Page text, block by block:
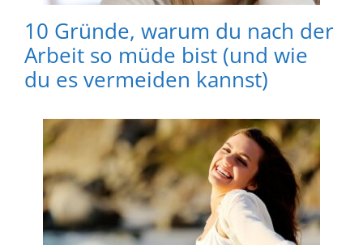
10 Gründe, warum du nach der
Arbeit so müde bist (und wie
du es vermeiden kannst)